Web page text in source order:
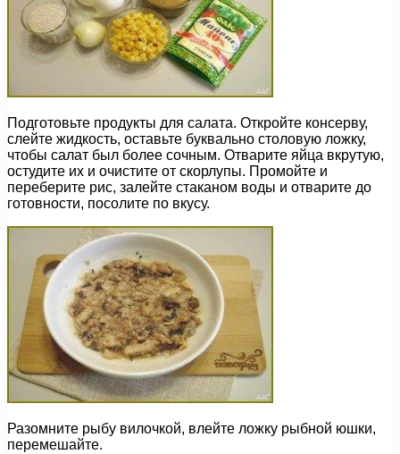
Подготовьте продукты для салата. Откройте консерву,
слейте жидкость, оставьте буквально столовую ложку,
чтобы салат был более сочным. Отварите яйца вкрутую,
остудите их и очистите от скорлупы. Промойте и
переберите рис, залейте стаканом воды и отварите до
готовности, посолите по вкусу.
Разомните рыбу вилочкой, влейте ложку рыбной юшки,
перемешайте.